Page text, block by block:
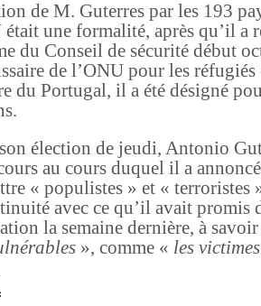
de M. Guterres par les 193
était une formalité, après qu’il a
du Conseil de sécurité début
de l’ONU pour les
du Portugal, il a été désigné
élection de jeudi, Antonio
au cours duquel il a
« populistes » et « terroristes
avec ce qu’il avait promis
la semaine dernière, à
», comme « les